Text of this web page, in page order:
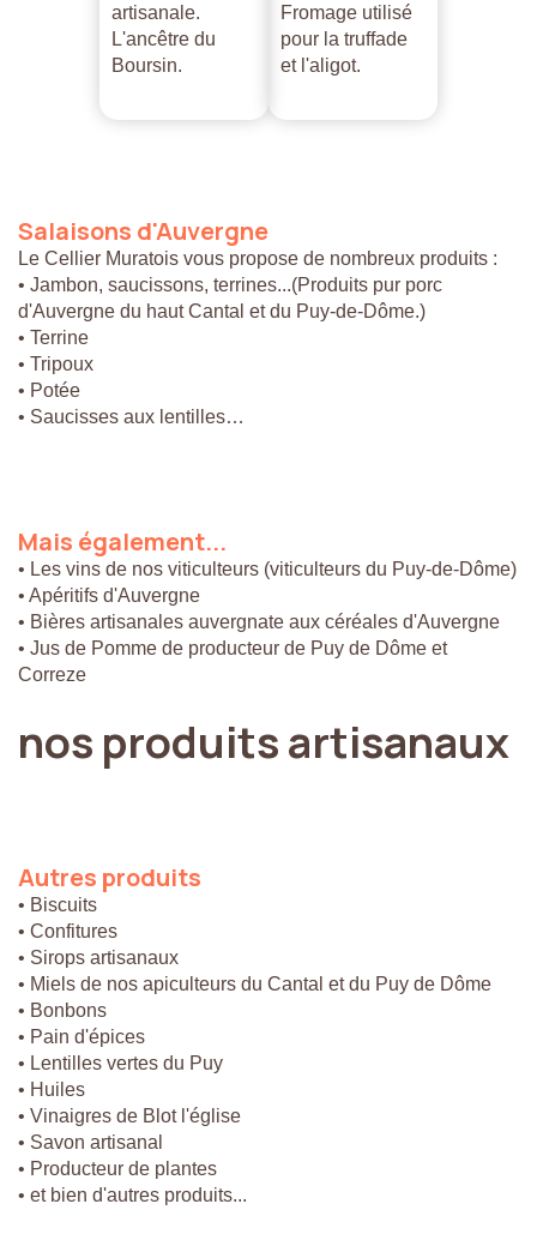
artisanale.
L'ancêtre du
Boursin.
Fromage utilisé
pour la truffade
et l'aligot.
Salaisons d'Auvergne
Le Cellier Muratois vous propose de nombreux produits :
• Jambon, saucissons, terrines...(Produits pur porc
d'Auvergne du haut Cantal et du Puy-de-Dôme.)
• Terrine
• Tripoux
• Potée
• Saucisses aux lentilles…
Mais également...
• Les vins de nos viticulteurs (viticulteurs du Puy-de-Dôme)
• Apéritifs d'Auvergne
• Bières artisanales auvergnate aux céréales d'Auvergne
• Jus de Pomme de producteur de Puy de Dôme et
Correze
nos produitsartisanaux
Autres produits
• Biscuits
• Confitures
• Sirops artisanaux
• Miels de nos apiculteurs du Cantal et du Puy de Dôme
• Bonbons
• Pain d'épices
• Lentilles vertes du Puy
• Huiles
• Vinaigres de Blot l'église
• Savon artisanal
• Producteur de plantes
• et bien d'autres produits...